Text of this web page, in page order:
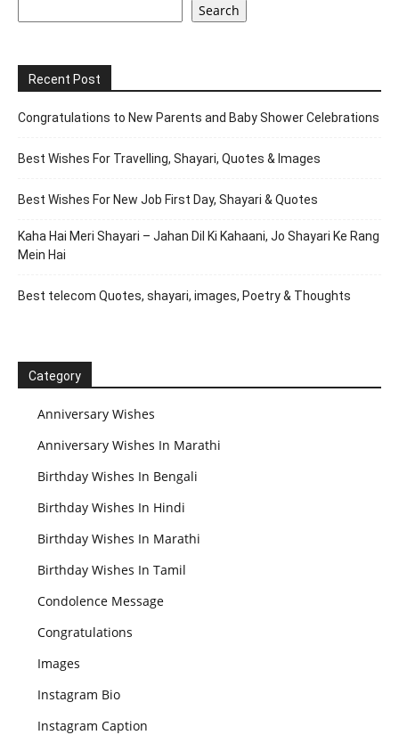
Search
Recent Post
Congratulations to New Parents and Baby Shower Celebrations
Best Wishes For Travelling, Shayari, Quotes & Images
Best Wishes For New Job First Day, Shayari & Quotes
Kaha Hai Meri Shayari – Jahan Dil Ki Kahaani, Jo Shayari Ke Rang
Mein Hai
Best telecom Quotes, shayari, images, Poetry & Thoughts
Category
Anniversary Wishes
Anniversary Wishes In Marathi
Birthday Wishes In Bengali
Birthday Wishes In Hindi
Birthday Wishes In Marathi
Birthday Wishes In Tamil
Condolence Message
Congratulations
Images
Instagram Bio
Instagram Caption